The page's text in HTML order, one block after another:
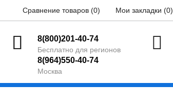
Сравнение товаров (0) Мои закладки (0)
8(800)201-40-74
Бесплатно для регионов
8(964)550-40-74
Москва